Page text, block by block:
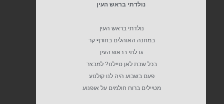
נולדתי בראש העין
נולדתי בראש העין
במחנה האוהלים בחורף קר
גדלתי בראש העין
בכל שבת לאן טיילנו? למבצר
פעם בשבוע היה לנו קולנוע
מטיילים ברוח חולמים על אופנוע